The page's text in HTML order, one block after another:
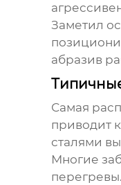
Заметил
абразив
Самая
приводит
сталями
Многие